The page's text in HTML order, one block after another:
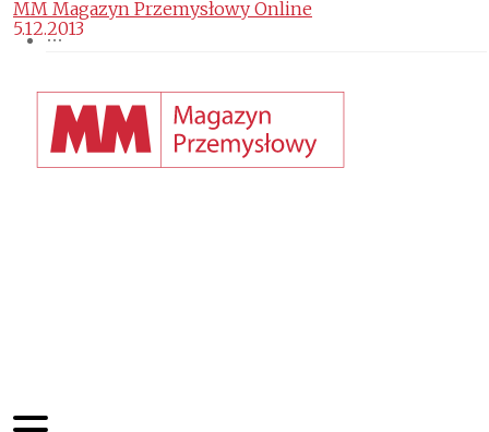
MM Magazyn Przemysłowy Online
5.12.2013